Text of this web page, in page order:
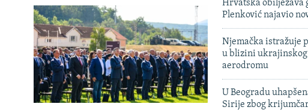
Hrvatska obilježava
Plenković najavio
Njemačka istražuje
u blizini ukrajinskog
aerodromu
U Beogradu
Sirije zbog